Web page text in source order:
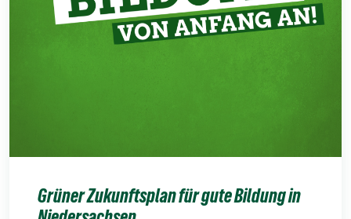
Grüner Zukunftsplan für gute Bildung in